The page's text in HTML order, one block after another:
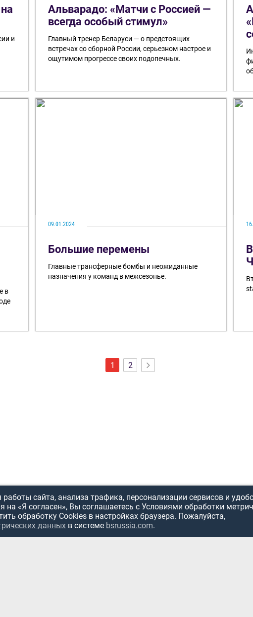
и
Альварадо: «Матчи с Россией —
всегда особый стимул»
Главный тренер Беларуси — о предстоящих
встречах со сборной России, серьезном настрое и
ощутимом прогрессе своих подопечных.
в
09.01.2024
Большие перемены
Главные трансферные бомбы и неожиданные
назначения у команд в межсезонье.
1 2
сайта, анализа трафика, персонализации сервисов и
на «Я согласен», Вы соглашаетесь с Условиями обработки
обработку Cookies в настройках браузера. Пожалуйста,
данных в системе bsrussia.com.